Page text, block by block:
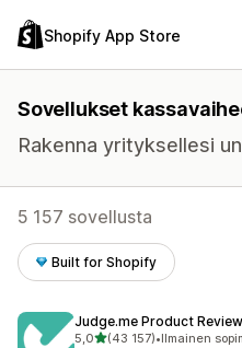
Shopify App Store
Sovellukset
Rakenna yrityksellesi
5 157 sovellusta
Built for Shopify
Judge.me Product
5,0/ 5 tähteä
(43 157)
43157 arvostelua yhteensä
•Ilmainen